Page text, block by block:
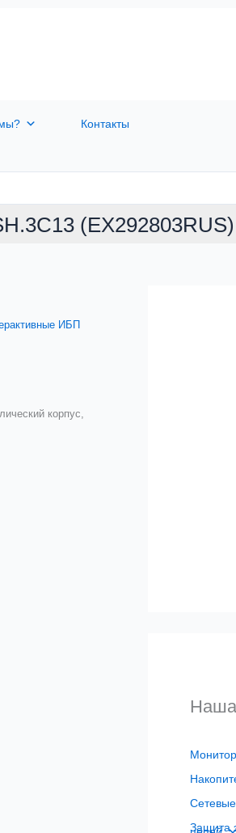
Контакты
(EX292803RUS)
ИБП
корпус,
Наша
Защита